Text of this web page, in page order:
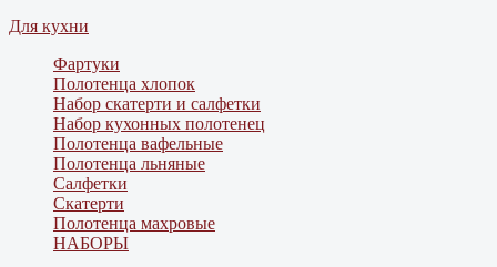
Для кухни
Фартуки
Полотенца хлопок
Набор скатерти и салфетки
Набор кухонных полотенец
Полотенца вафельные
Полотенца льняные
Салфетки
Скатерти
Полотенца махровые
НАБОРЫ